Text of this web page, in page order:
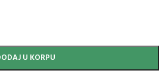
U KORPU